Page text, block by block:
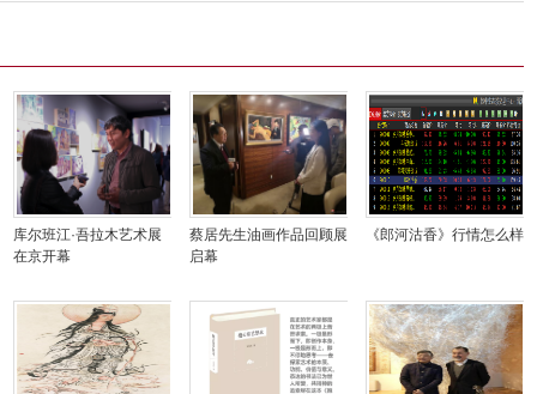
库尔班江·吾拉木艺术展
在京开幕
蔡居先生油画作品回顾展
启幕
《郎河沽香》行情怎么样